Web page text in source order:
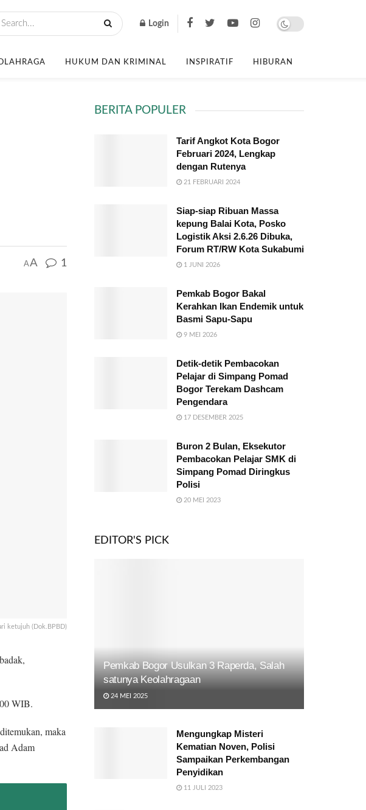
Login
HUKUM DAN KRIMINAL INSPIRATIF HIBURAN
AA 1
ketujuh (Dok.BPBD)
WIB.
maka
Adam
BERITA POPULER
Tarif Angkot Kota Bogor
Februari 2024, Lengkap
dengan Rutenya
21 FEBRUARI 2024
Siap-siap Ribuan Massa
kepung Balai Kota, Posko
Logistik Aksi 2.6.26 Dibuka,
Forum RT/RW Kota Sukabumi
1 JUNI 2026
Pemkab Bogor Bakal
Kerahkan Ikan Endemik untuk
Basmi Sapu-Sapu
9 MEI 2026
Detik-detik Pembacokan
Pelajar di Simpang Pomad
Bogor Terekam Dashcam
Pengendara
17 DESEMBER 2025
Buron 2 Bulan, Eksekutor
Pembacokan Pelajar SMK di
Simpang Pomad Diringkus
Polisi
20 MEI 2023
EDITOR'S PICK
Pemkab Bogor Usulkan 3 Raperda, Salah
satunya Keolahragaan
24 MEI 2025
Mengungkap Misteri
Kematian Noven, Polisi
Sampaikan Perkembangan
Penyidikan
11 JULI 2023